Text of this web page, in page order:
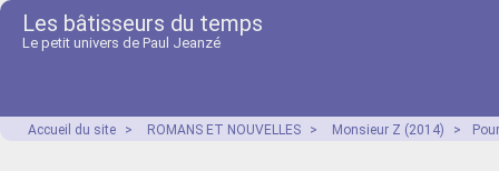
Les bâtisseurs du temps
Le petit univers de Paul Jeanzé
Accueil du site > ROMANS ET NOUVELLES > Monsieur Z (2014) >